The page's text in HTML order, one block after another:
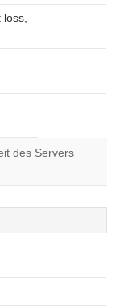
loss,
des Servers